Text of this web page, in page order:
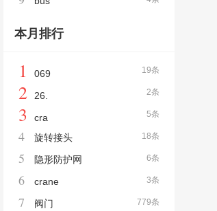
本月排行
19条
1 069
2条
2 26.
5条
3 cra
18条
4 旋转接头
6条
5 隐形防护网
3条
6 crane
779条
7 阀门